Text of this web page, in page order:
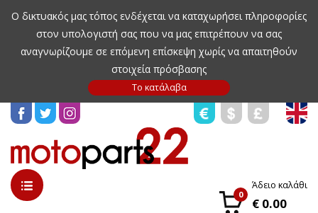
Ο δικτυακός μας τόπος ενδέχεται να καταχωρήσει πληροφορίες
στον υπολογιστή σας που να μας επιτρέπουν να σας
αναγνωρίζουμε σε επόμενη επίσκεψη χωρίς να απαιτηθούν
στοιχεία πρόσβασης
0
Άδειο καλάθι
€ 0.00